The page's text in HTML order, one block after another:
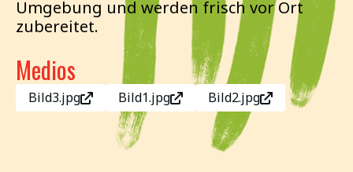
Umgebung und werden frisch vor Ort
zubereitet.
Medios
Bild3.jpg Bild1.jpg Bild2.jpg